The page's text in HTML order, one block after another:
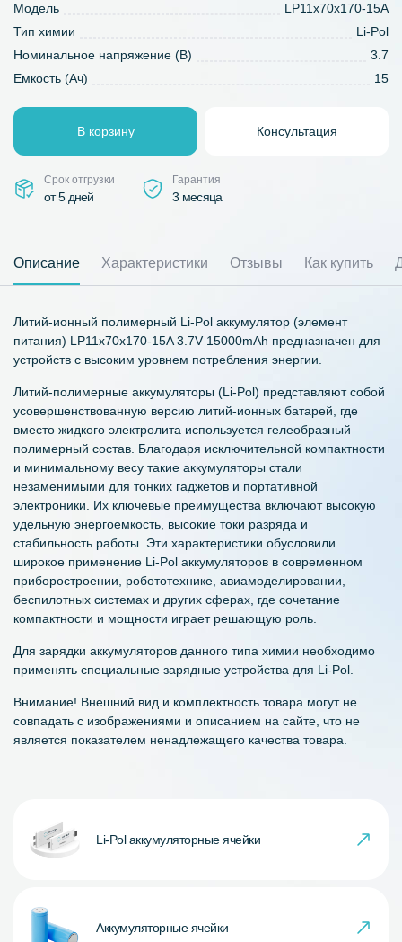
Модель
LP11x70x170-15A
Тип химии
Li-Pol
Номинальное напряжение (В)
3.7
Емкость (Ач)
15
В корзину Консультация
Срок отгрузки
от 5 дней
Гарантия
3 месяца
Описание Характеристики Отзывы Как купить
Литий-ионный полимерный Li-Pol аккумулятор (элемент
питания) LP11x70x170-15A 3.7V 15000mAh предназначен для
устройств с высоким уровнем потребления энергии.
Литий-полимерные аккумуляторы (Li-Pol) представляют собой
усовершенствованную версию литий-ионных батарей, где
вместо жидкого электролита используется гелеобразный
полимерный состав. Благодаря исключительной компактности
и минимальному весу такие аккумуляторы стали
незаменимыми для тонких гаджетов и портативной
электроники. Их ключевые преимущества включают высокую
удельную энергоемкость, высокие токи разряда и
стабильность работы. Эти характеристики обусловили
широкое применение Li-Pol аккумуляторов в современном
приборостроении, робототехнике, авиамоделировании,
беспилотных системах и других сферах, где сочетание
компактности и мощности играет решающую роль.
Для зарядки аккумуляторов данного типа химии необходимо
применять специальные зарядные устройства для Li-Pol.
Внимание! Внешний вид и комплектность товара могут не
совпадать с изображениями и описанием на сайте, что не
является показателем ненадлежащего качества товара.
Li-Pol аккумуляторные ячейки
Аккумуляторные ячейки